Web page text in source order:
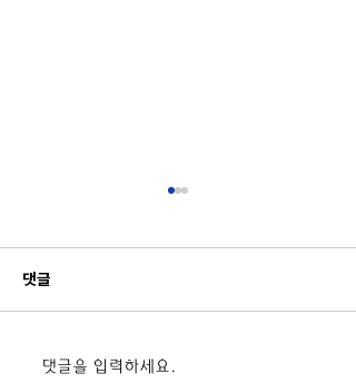
2026 태안군 유소년 드론
댓글
댓글을 입력하세요.